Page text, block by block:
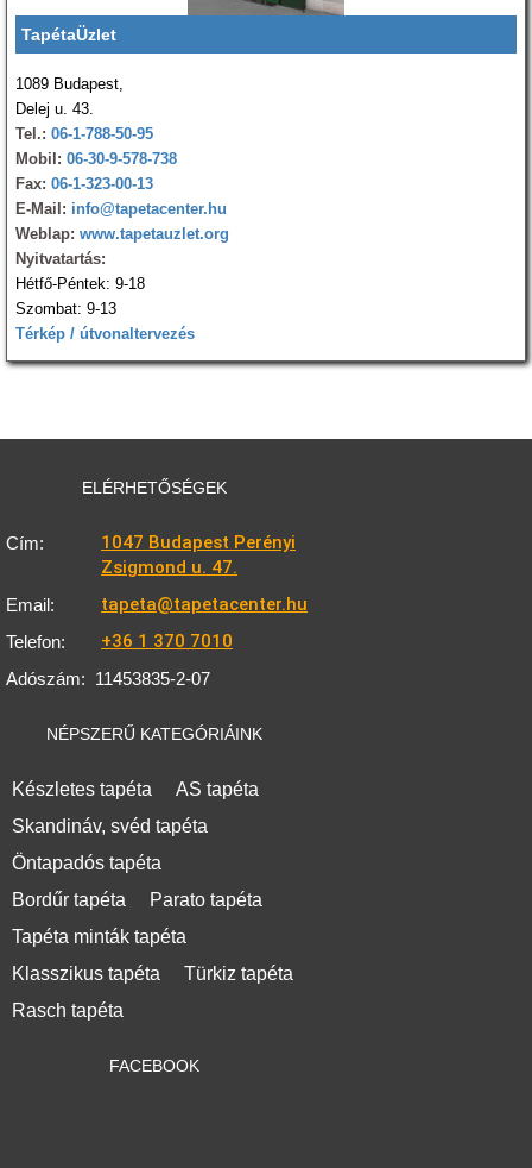
TapétaÜzlet
1089 Budapest,
Delej u. 43.
Tel.: 06-1-788-50-95
Mobil: 06-30-9-578-738
Fax: 06-1-323-00-13
E-Mail: info@tapetacenter.hu
Weblap: www.tapetauzlet.org
Nyitvatartás:
Hétfő-Péntek: 9-18
Szombat: 9-13
Térkép / útvonaltervezés
ELÉRHETŐSÉGEK
Cím:
1047 Budapest Perényi
Zsigmond u. 47.
Email: tapeta@tapetacenter.hu
Telefon: +36 1 370 7010
Adószám: 11453835-2-07
NÉPSZERŰ KATEGÓRIÁINK
Készletes tapéta
AS tapéta
Skandináv, svéd tapéta
Öntapadós tapéta
Bordűr tapéta
Parato tapéta
Tapéta minták tapéta
Klasszikus tapéta
Türkiz tapéta
Rasch tapéta
FACEBOOK